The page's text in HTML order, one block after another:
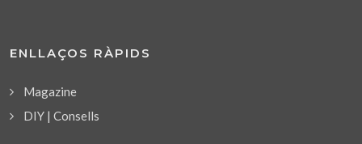
ENLLAÇOS RÀPIDS
Magazine
DIY | Consells